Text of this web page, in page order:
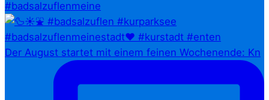
#badsalzuflenmeine
Der August startet mit einem feinen Wochenende: Kn